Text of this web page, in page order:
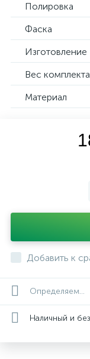
Полировка
Фаска
Изготовление
Вес комплекта
Материал
Добавить к
Определяем...
Наличный и